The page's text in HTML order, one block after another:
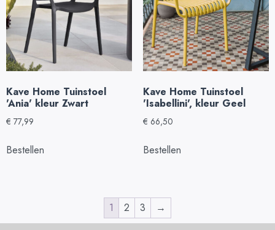
Kave Home Tuinstoel
'Ania' kleur Zwart
€ 77,99
Bestellen
Kave Home Tuinstoel
'Isabellini', kleur Geel
€ 66,50
Bestellen
1 2 3 →